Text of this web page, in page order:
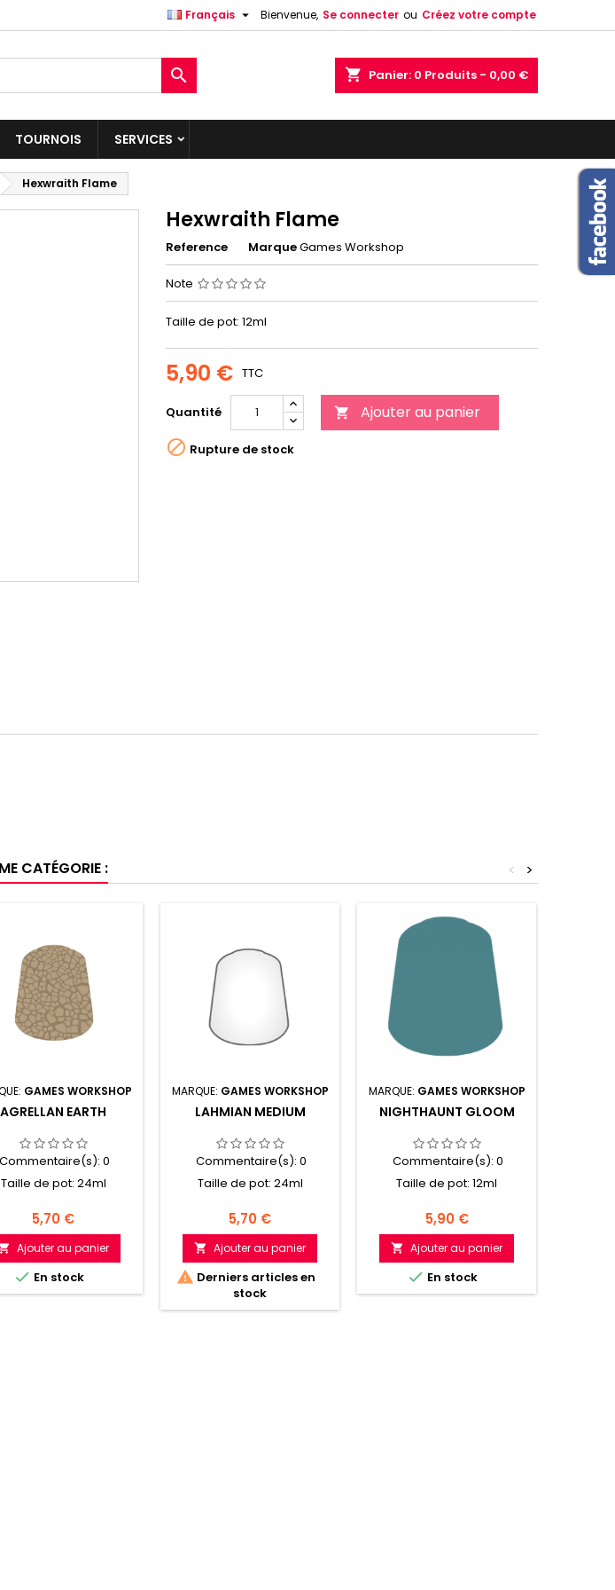
Bienvenue, Se connecter ou Créez votre compte
Français 
shopping_cart Panier: 0 Produits - 0,00 €

TOURNOIS SERVICES
Hexwraith Flame
Hexwraith Flame
Reference MarqueGames Workshop
Note
Taille de pot: 12ml
5,90 € TTC
Quantité  Ajouter au panier
 Rupture de stock
CATÉGORIE : >
<
GAMES WORKSHOP
AGRELLAN EARTH
Commentaire(s): 0
Taille de pot: 24ml
Prix
5,70 €
Ajouter au panier
 En stock
MARQUE: GAMES WORKSHOP
LAHMIAN MEDIUM
Commentaire(s): 0
Taille de pot: 24ml
Prix
5,70 €
 Ajouter au panier
 Derniers articles en
stock
MARQUE: GAMES WORKSHOP
NIGHTHAUNT GLOOM
Commentaire(s): 0
Taille de pot: 12ml
Prix
5,90 €
 Ajouter au panier
 En stock